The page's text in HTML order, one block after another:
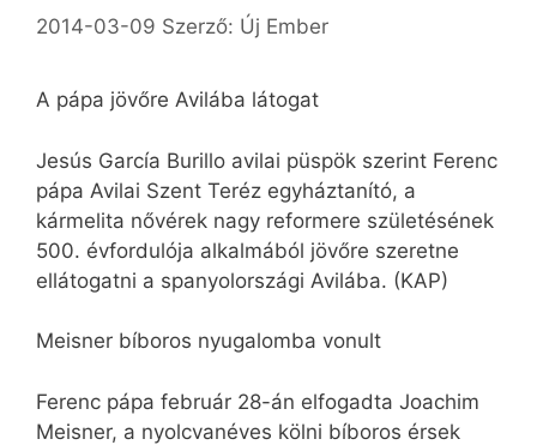
2014-03-09 Szerző: Új Ember
A pápa jövőre Avilába látogat
Jesús García Burillo avilai püspök szerint Ferenc
pápa Avilai Szent Teréz egyháztanító, a
kármelita nővérek nagy reformere születésének
500. évfordulója alkalmából jövőre szeretne
ellátogatni a spanyolországi Avilába. (KAP)
Meisner bíboros nyugalomba vonult
Ferenc pápa február 28-án elfogadta Joachim
Meisner, a nyolcvanéves kölni bíboros érsek